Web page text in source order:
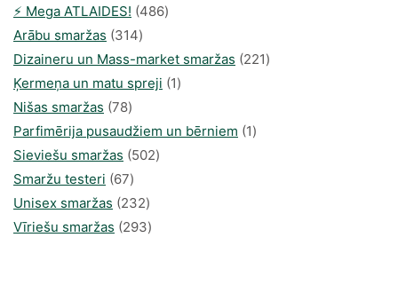
⚡️ Mega ATLAIDES! 486486
Arābu smaržas 314314
produkti
Dizaineru un Mass-market smaržas 221221
Ķermeņa un matu spreji 11
Nišas smaržas 7878
produkts
Parfimērija pusaudžiem un bērniem 11
Sieviešu smaržas 502502
Smaržu testeri 6767
produkts
Unisex smaržas 232232
produkts
Vīriešu smaržas 293293